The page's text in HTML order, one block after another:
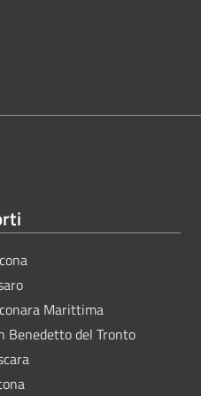
Marittima
Benedetto del Tronto